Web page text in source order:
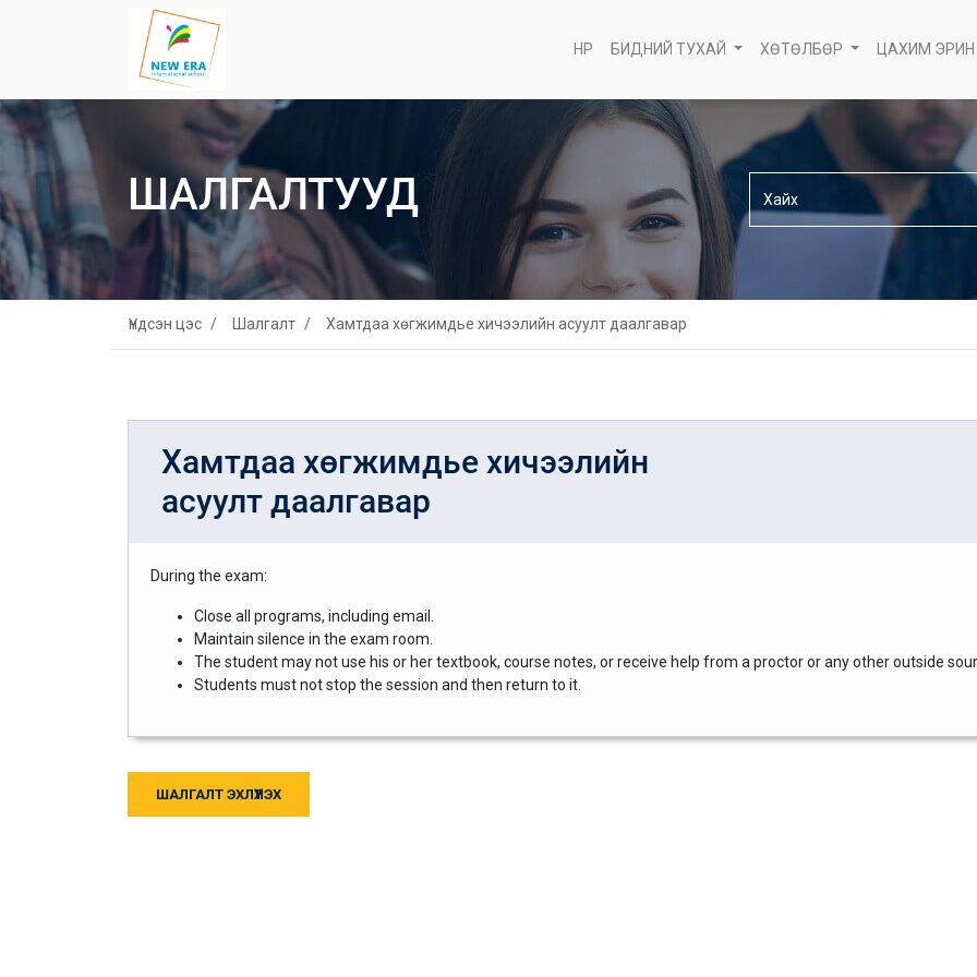
НҮҮР БИДНИЙ ТУХАЙ ХӨТӨЛБӨР ЦАХИМ ЭРИН
ШАЛГАЛТУУД
Үндсэн цэс Шалгалт Хамтдаа хөгжимдье хичээлийн асуулт даалгавар
Хамтдаа хөгжимдье хичээлийн
асуулт даалгавар
During the exam:
Close all programs, including email.
Maintain silence in the exam room.
The student may not use his or her textbook, course notes, or receive help from a proctor or any other outside
Students must not stop the session and then return to it.
ШАЛГАЛТ ЭХЛҮҮЛЭХ